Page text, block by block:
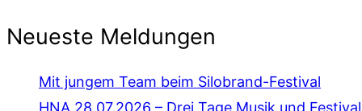
Neueste Meldungen
Mit jungem Team beim Silobrand-Festival
HNA 28.07.2026 – Drei Tage Musik und